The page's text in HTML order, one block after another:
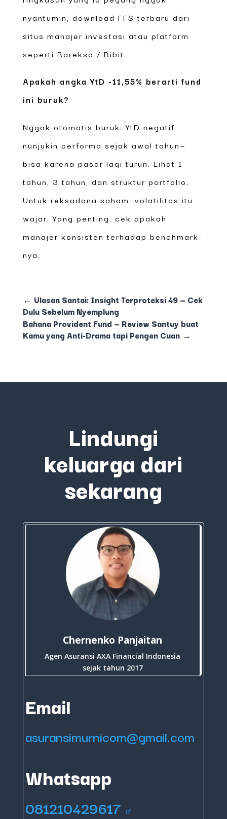
nyantumin, download FFS terbaru dari
situs manajer investasi atau platform
seperti Bareksa / Bibit.
Apakah angka YtD -11,55% berarti fund
ini buruk?
Nggak otomatis buruk. YtD negatif
nunjukin performa sejak awal tahun—
bisa karena pasar lagi turun. Lihat 1
tahun, 3 tahun, dan struktur portfolio.
Untuk reksadana saham, volatilitas itu
wajar. Yang penting, cek apakah
manajer konsisten terhadap benchmark-
nya.
← Ulasan Santai: Insight Terproteksi 49 — Cek
Dulu Sebelum Nyemplung
Bahana Provident Fund — Review Santuy buat
Kamu yang Anti-Drama tapi Pengen Cuan→
Lindungi
keluarga dari
sekarang
Chernenko Panjaitan
Agen Asuransi AXA Financial Indonesia
sejak tahun 2017
Email
asuransimurnicom@gmail.com
Whatsapp
081210429617